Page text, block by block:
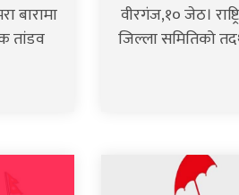
बारामा
तांडव
वीरगंज,१० जेठ।
जिल्ला समितिको